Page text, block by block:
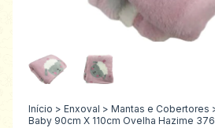
Início > Enxoval > Mantas e Cobertores
Baby 90cm X 110cm Ovelha Hazime